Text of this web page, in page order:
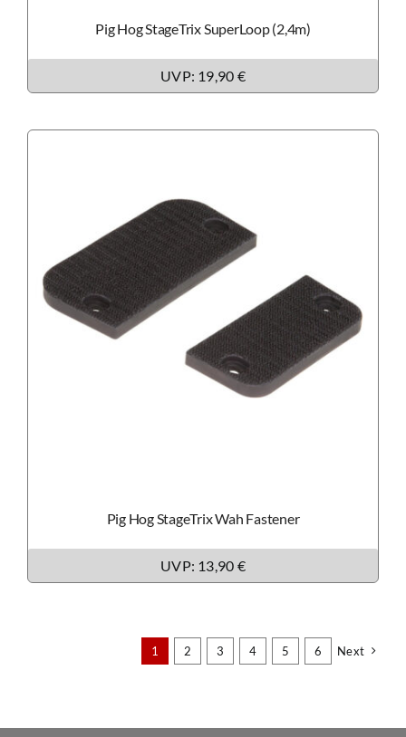
Pig Hog StageTrix SuperLoop (2,4m)
UVP: 19,90 €
Pig Hog StageTrix Wah Fastener
UVP: 13,90 €
1 2 3 4 5 6 Next